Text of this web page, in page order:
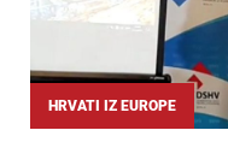
HRVATI IZ EUROPE